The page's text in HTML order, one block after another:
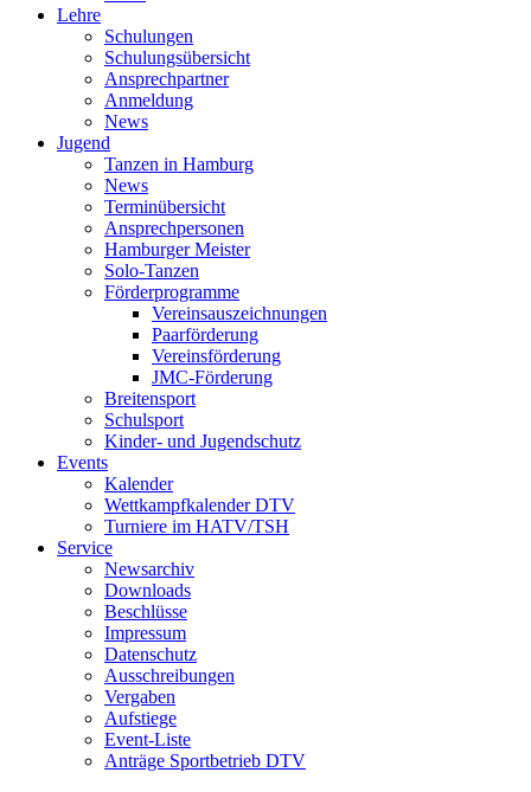
Lehre
Schulungen
Schulungsübersicht
Ansprechpartner
Anmeldung
News
Jugend
Tanzen in Hamburg
News
Terminübersicht
Ansprechpersonen
Hamburger Meister
Solo-Tanzen
Förderprogramme
Vereinsauszeichnungen
Paarförderung
Vereinsförderung
JMC-Förderung
Breitensport
Schulsport
Kinder- und Jugendschutz
Events
Kalender
Wettkampfkalender DTV
Turniere im HATV/TSH
Service
Newsarchiv
Downloads
Beschlüsse
Impressum
Datenschutz
Ausschreibungen
Vergaben
Aufstiege
Event-Liste
Anträge Sportbetrieb DTV